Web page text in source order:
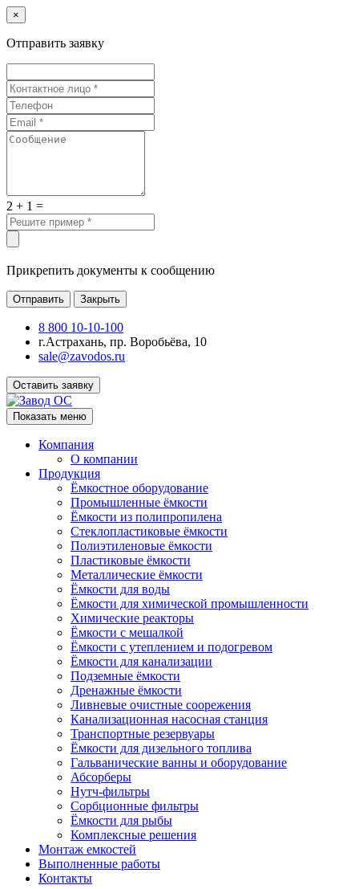
×
Отправить заявку
2 + 1 =
Прикрепить документы к сообщению
Отправить Закрыть
8 800 10-10-100
г.Астрахань, пр. Воробьёва, 10
sale@zavodos.ru
Оставить заявку
Показать меню
Компания
О компании
Продукция
Ёмкостное оборудование
Промышленные ёмкости
Ёмкости из полипропилена
Стеклопластиковые ёмкости
Полиэтиленовые ёмкости
Пластиковые ёмкости
Металлические ёмкости
Ёмкости для воды
Ёмкости для химической промышленности
Химические реакторы
Ёмкости с мешалкой
Ёмкости с утеплением и подогревом
Ёмкости для канализации
Подземные ёмкости
Дренажные ёмкости
Ливневые очистные соорежения
Канализационная насосная станция
Транспортные резервуары
Ёмкости для дизельного топлива
Гальванические ванны и оборудование
Абсорберы
Нутч-фильтры
Сорбционные фильтры
Ёмкости для рыбы
Комплексные решения
Монтаж емкостей
Выполненные работы
Контакты